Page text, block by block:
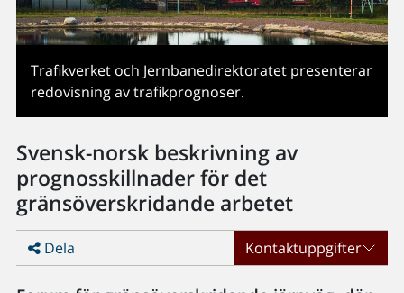
Trafikverket och Jernbanedirektoratet presenterar
redovisning av trafikprognoser.
Svensk-norsk beskrivning av
prognosskillnader för det
gränsöverskridande arbetet
Dela Kontaktuppgifter